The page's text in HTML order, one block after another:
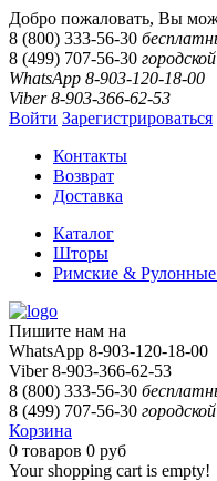
Добро пожаловать, Вы
8 (800) 333-56-30
8 (499) 707-56-30
WhatsApp 8-903-120-18-00
Viber 8-903-366-62-53
Войти Зарегистрироваться
Контакты
Возврат
Доставка
Каталог
Шторы
Римские &
Пишите нам на
WhatsApp 8-903-120-18-00
Viber 8-903-366-62-53
8 (800) 333-56-30
8 (499) 707-56-30
Корзина
0 товаров 0 руб
Your shopping cart is empty!